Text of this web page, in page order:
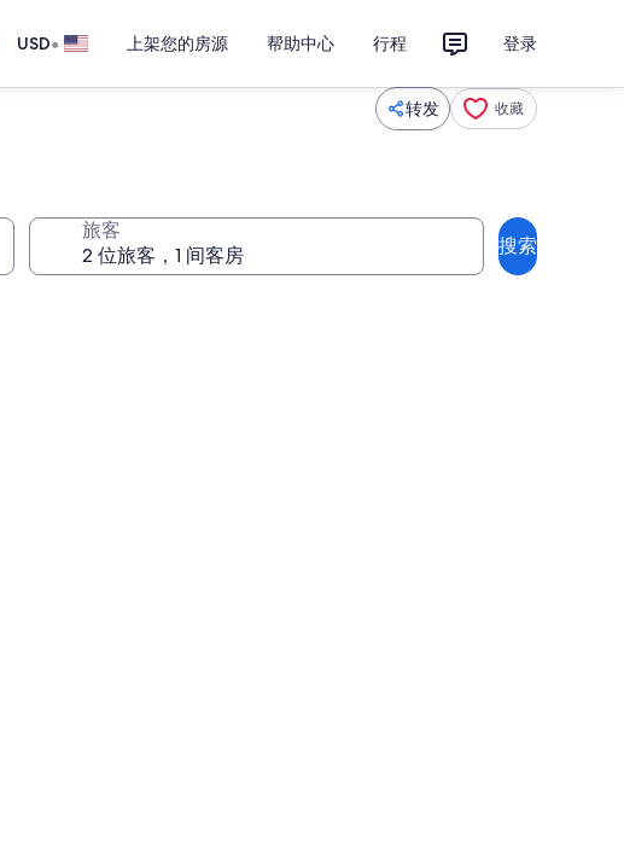
USD• 上架您的房源 帮助中心 行程 登录
转发 收藏
旅客
搜索